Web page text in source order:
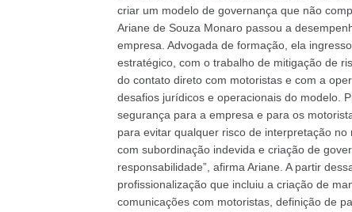
criar um modelo de governança que não
Ariane de Souza Monaro passou a
empresa. Advogada de formação, ela
estratégico, com o trabalho de mitigação de
do contato direto com motoristas e com a
desafios jurídicos e operacionais do modelo.
segurança para a empresa e para os
para evitar qualquer risco de interpretação
com subordinação indevida e criação de
responsabilidade”, afirma Ariane. A partir
profissionalização que incluiu a criação de
comunicações com motoristas, definição de